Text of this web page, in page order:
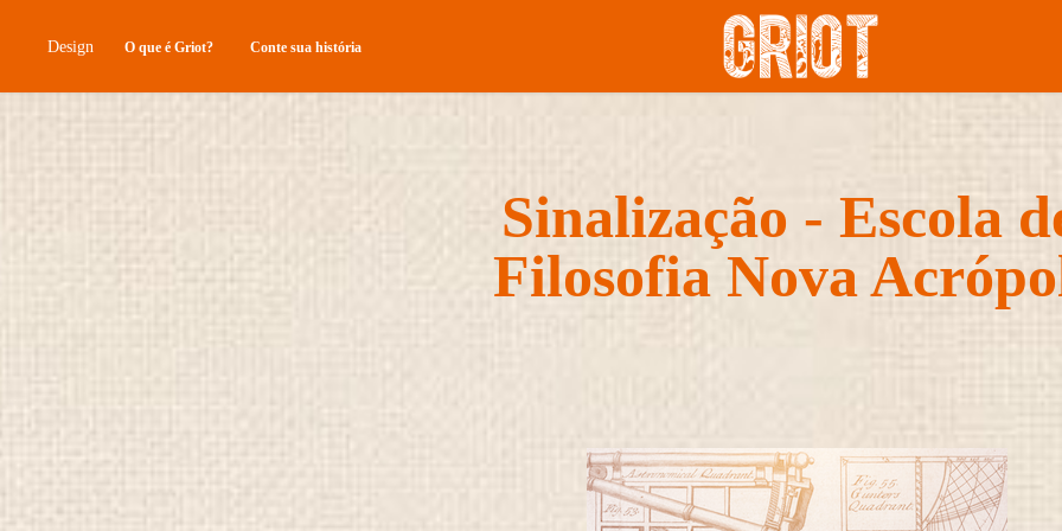
Design O que é Griot? Conte sua história
Sinalização - Escola
Filosofia Nova